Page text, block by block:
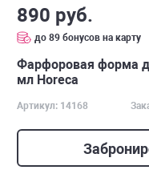
890 руб.
до 89 бонусов на карту
Фарфоровая форма
мл Horeca
Артикул: 14168